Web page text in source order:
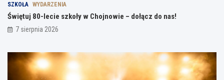
SZKOŁA WYDARZENIA
Świętuj 80-lecie szkoły w Chojnowie – dołącz do nas!
7 sierpnia 2026